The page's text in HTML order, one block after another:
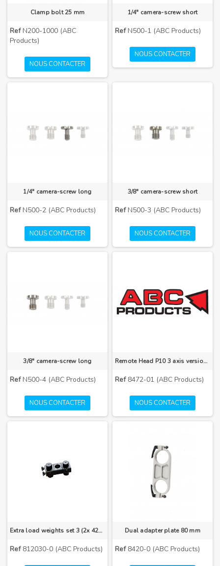
Clamp bolt 25 mm
RefN200-1000 (ABC
Products)
NOUS CONTACTER
1/4" camera-screw short
RefN500-1 (ABC Products)
NOUS CONTACTER
1/4" camera-screw long
RefN500-2 (ABC Products)
NOUS CONTACTER
3/8" camera-screw short
RefN500-3 (ABC Products)
NOUS CONTACTER
3/8" camera-screw long
RefN500-4 (ABC Products)
NOUS CONTACTER
Remote Head P10 3 axis version (without control unit)"
Ref8472-01 (ABC Products)
NOUS CONTACTER
Extra load weights set 3 (2x 420g)
Ref812030-0 (ABC Products)
Dual adapter plate 80 mm
Ref8420-0 (ABC Products)